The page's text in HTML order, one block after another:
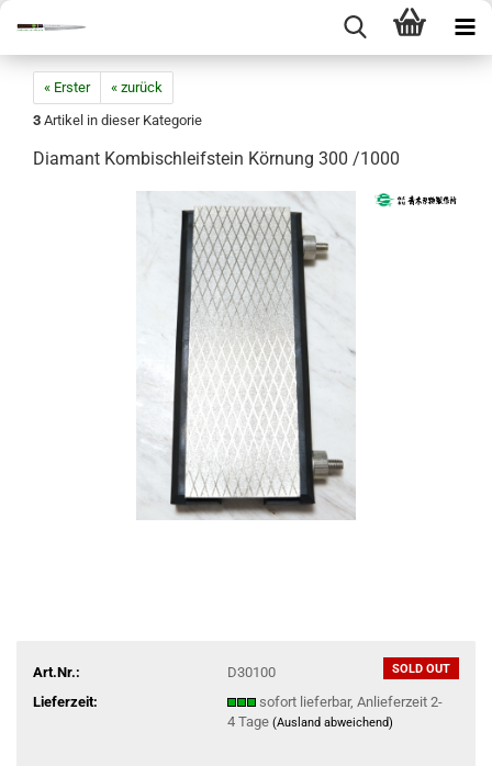
« Erster
« zurück
3 Artikel in dieser Kategorie
Diamant Kombischleifstein Körnung 300 /1000
SOLD OUT
Art.Nr.:
D30100
Lieferzeit:
sofort lieferbar, Anlieferzeit 2-
4 Tage (Ausland abweichend)